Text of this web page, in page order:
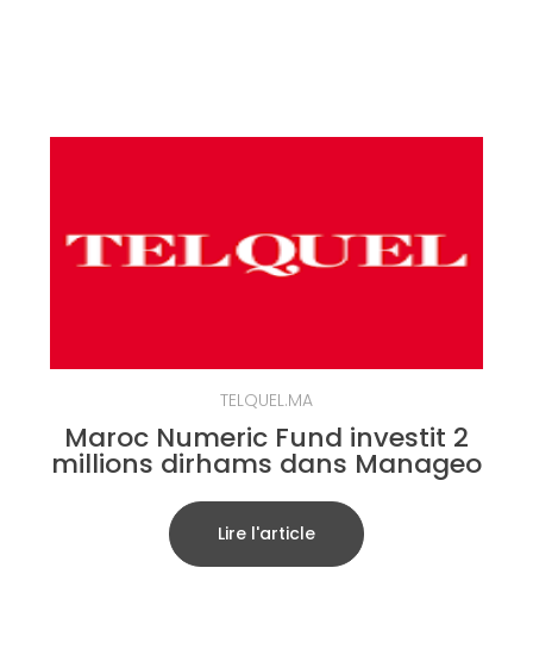
TELQUEL.MA
Maroc Numeric Fund investit 2
millions dirhams dans Manageo
Lire l'article